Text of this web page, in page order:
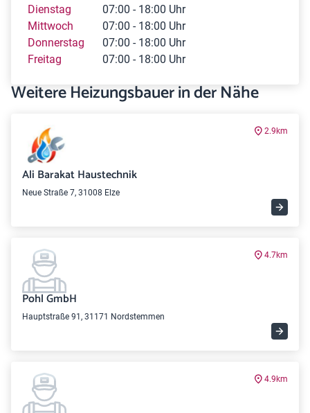
Dienstag
07:00 - 18:00 Uhr
Mittwoch
07:00 - 18:00 Uhr
Donnerstag
07:00 - 18:00 Uhr
Freitag
07:00 - 18:00 Uhr
Weitere Heizungsbauer in der Nähe
2.9km
Ali Barakat Haustechnik
Neue Straße 7, 31008 Elze
4.7km
Pohl GmbH
Hauptstraße 91, 31171 Nordstemmen
4.9km